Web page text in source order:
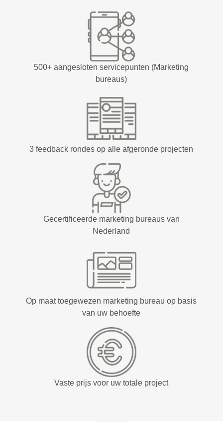
500+ aangesloten servicepunten (Marketing
bureaus)
3 feedback rondes op alle afgeronde projecten
Gecertificeerde marketing bureaus van
Nederland
Op maat toegewezen marketing bureau op basis
van uw behoefte
Vaste prijs voor uw totale project